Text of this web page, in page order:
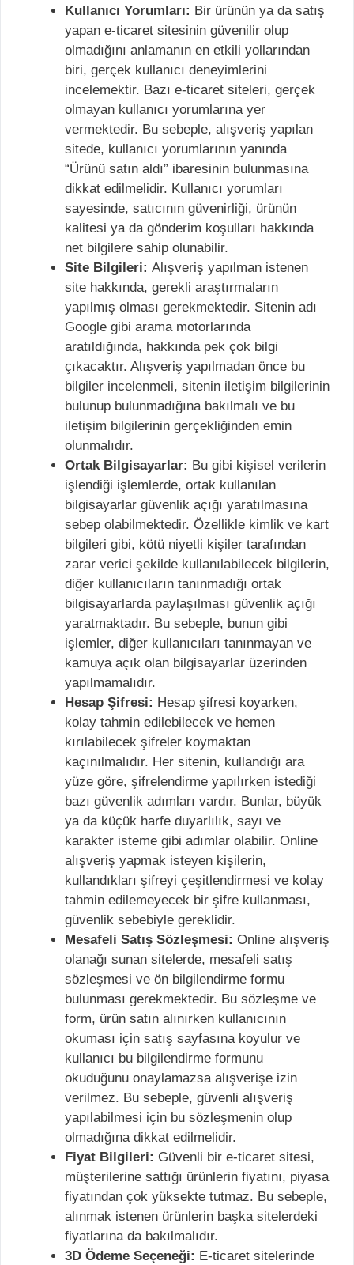
Kullanıcı Yorumları: Bir ürünün ya da satış
yapan e-ticaret sitesinin güvenilir olup
olmadığını anlamanın en etkili yollarından
biri, gerçek kullanıcı deneyimlerini
incelemektir. Bazı e-ticaret siteleri, gerçek
olmayan kullanıcı yorumlarına yer
vermektedir. Bu sebeple, alışveriş yapılan
sitede, kullanıcı yorumlarının yanında
“Ürünü satın aldı” ibaresinin bulunmasına
dikkat edilmelidir. Kullanıcı yorumları
sayesinde, satıcının güvenirliği, ürünün
kalitesi ya da gönderim koşulları hakkında
net bilgilere sahip olunabilir.
Site Bilgileri: Alışveriş yapılman istenen
site hakkında, gerekli araştırmaların
yapılmış olması gerekmektedir. Sitenin adı
Google gibi arama motorlarında
aratıldığında, hakkında pek çok bilgi
çıkacaktır. Alışveriş yapılmadan önce bu
bilgiler incelenmeli, sitenin iletişim bilgilerinin
bulunup bulunmadığına bakılmalı ve bu
iletişim bilgilerinin gerçekliğinden emin
olunmalıdır.
Ortak Bilgisayarlar: Bu gibi kişisel verilerin
işlendiği işlemlerde, ortak kullanılan
bilgisayarlar güvenlik açığı yaratılmasına
sebep olabilmektedir. Özellikle kimlik ve kart
bilgileri gibi, kötü niyetli kişiler tarafından
zarar verici şekilde kullanılabilecek bilgilerin,
diğer kullanıcıların tanınmadığı ortak
bilgisayarlarda paylaşılması güvenlik açığı
yaratmaktadır. Bu sebeple, bunun gibi
işlemler, diğer kullanıcıları tanınmayan ve
kamuya açık olan bilgisayarlar üzerinden
yapılmamalıdır.
Hesap Şifresi: Hesap şifresi koyarken,
kolay tahmin edilebilecek ve hemen
kırılabilecek şifreler koymaktan
kaçınılmalıdır. Her sitenin, kullandığı ara
yüze göre, şifrelendirme yapılırken istediği
bazı güvenlik adımları vardır. Bunlar, büyük
ya da küçük harfe duyarlılık, sayı ve
karakter isteme gibi adımlar olabilir. Online
alışveriş yapmak isteyen kişilerin,
kullandıkları şifreyi çeşitlendirmesi ve kolay
tahmin edilemeyecek bir şifre kullanması,
güvenlik sebebiyle gereklidir.
Mesafeli Satış Sözleşmesi: Online alışveriş
olanağı sunan sitelerde, mesafeli satış
sözleşmesi ve ön bilgilendirme formu
bulunması gerekmektedir. Bu sözleşme ve
form, ürün satın alınırken kullanıcının
okuması için satış sayfasına koyulur ve
kullanıcı bu bilgilendirme formunu
okuduğunu onaylamazsa alışverişe izin
verilmez. Bu sebeple, güvenli alışveriş
yapılabilmesi için bu sözleşmenin olup
olmadığına dikkat edilmelidir.
Fiyat Bilgileri: Güvenli bir e-ticaret sitesi,
müşterilerine sattığı ürünlerin fiyatını, piyasa
fiyatından çok yüksekte tutmaz. Bu sebeple,
alınmak istenen ürünlerin başka sitelerdeki
fiyatlarına da bakılmalıdır.
3D Ödeme Seçeneği: E-ticaret sitelerinde